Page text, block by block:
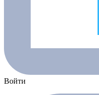
Войти